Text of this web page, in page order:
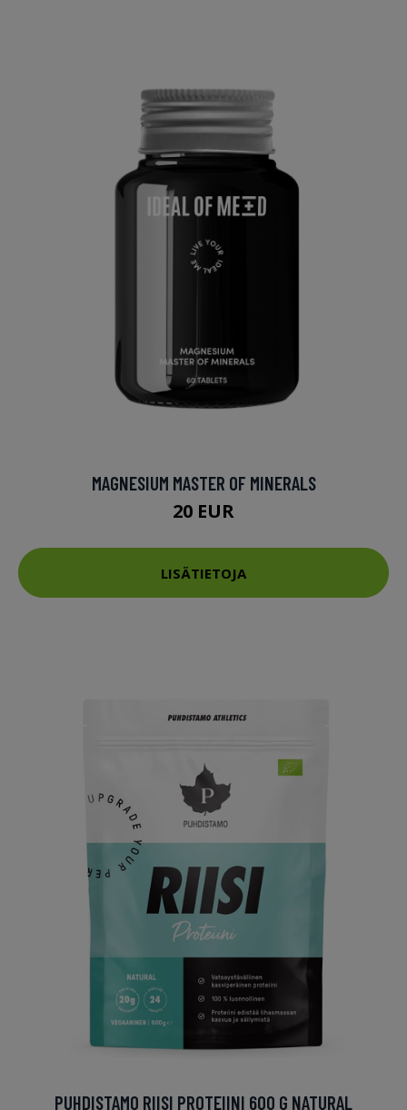
MAGNESIUM MASTER OF MINERALS
20 EUR
LISÄTIETOJA
PUHDISTAMO RIISI PROTEIINI 600 G NATURAL